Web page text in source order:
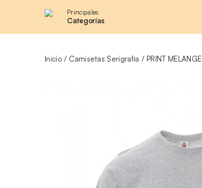
Principales
Categorías
Inicio Camisetas Serigrafía PRINT MELANGE